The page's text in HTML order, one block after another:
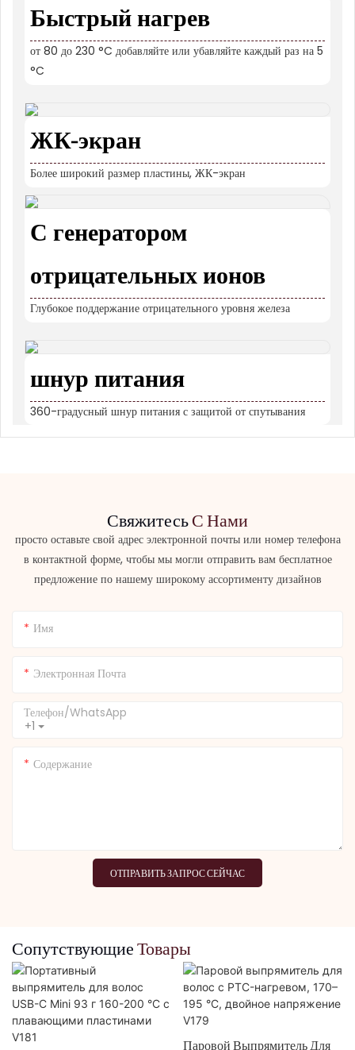
Быстрый нагрев
от 80 до 230 °C добавляйте или убавляйте каждый раз на 5
°C
ЖК-экран
Более широкий размер пластины, ЖК-экран
С генератором
отрицательных ионов
Глубокое поддержание отрицательного уровня железа
шнур питания
360-градусный шнур питания с защитой от спутывания
СвяжитесьС Нами
просто оставьте свой адрес электронной почты или номер телефона
в контактной форме, чтобы мы могли отправить вам бесплатное
предложение по нашему широкому ассортименту дизайнов
Имя
Электронная Почта
+1
Телефон/WhatsApp
Содержание
ОТПРАВИТЬ ЗАПРОС СЕЙЧАС
СопутствующиеТовары
Паровой Выпрямитель Для